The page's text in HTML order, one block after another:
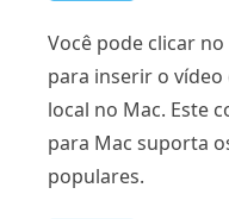
Você pode clicar
para inserir o
local no Mac. Este
para Mac suporta
populares.